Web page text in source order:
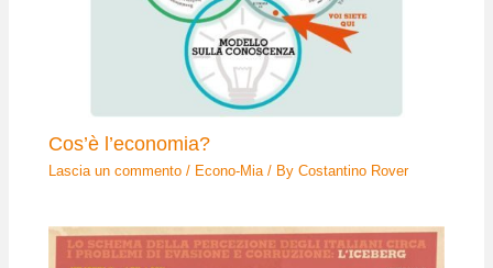
Cos’è l’economia?
Lascia un commento / Econo-Mia/ ByCostantino Rover